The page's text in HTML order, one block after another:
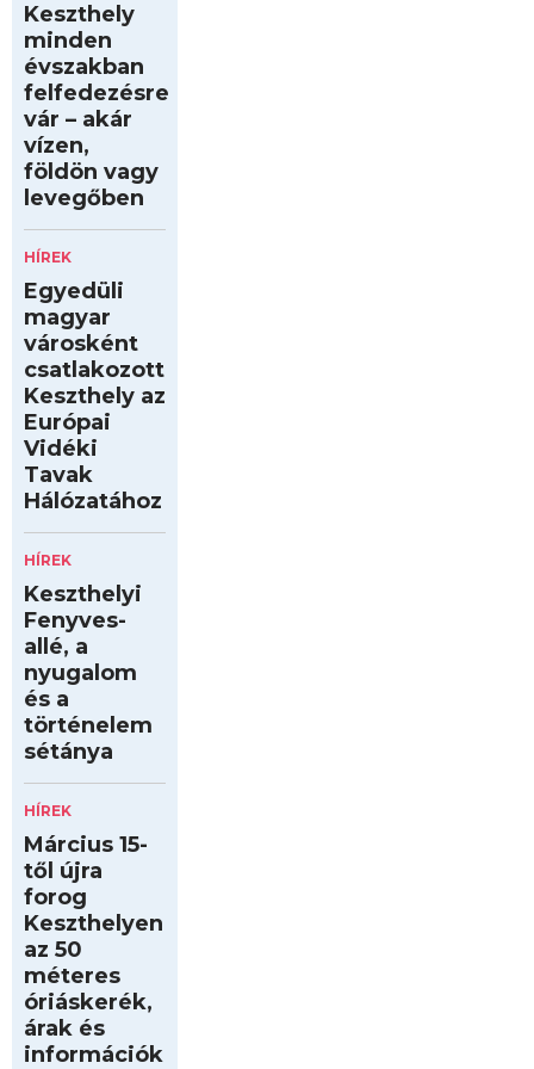
Keszthely
minden
évszakban
felfedezésre
vár – akár
vízen,
földön vagy
levegőben
HÍREK
Egyedüli
magyar
városként
csatlakozott
Keszthely az
Európai
Vidéki
Tavak
Hálózatához
HÍREK
Keszthelyi
Fenyves-
allé, a
nyugalom
és a
történelem
sétánya
HÍREK
Március 15-
től újra
forog
Keszthelyen
az 50
méteres
óriáskerék,
árak és
információk